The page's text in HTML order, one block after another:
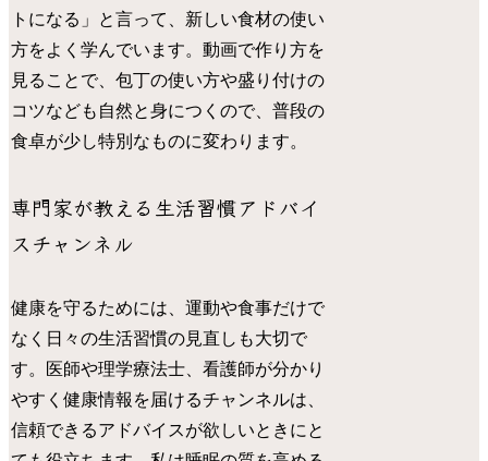
トになる」と言って、新しい食材の使い
方をよく学んでいます。動画で作り方を
見ることで、包丁の使い方や盛り付けの
コツなども自然と身につくので、普段の
食卓が少し特別なものに変わります。
専門家が教える生活習慣アドバイ
スチャンネル
健康を守るためには、運動や食事だけで
なく日々の生活習慣の見直しも大切で
す。医師や理学療法士、看護師が分かり
やすく健康情報を届けるチャンネルは、
信頼できるアドバイスが欲しいときにと